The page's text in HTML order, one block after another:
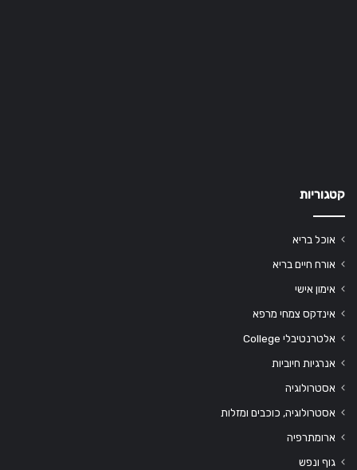
קטגוריות
אוכל בריא
אורח חיים בריא
אימון אישי
אינדקס צמחי מרפא
אלטרנטיבלי College
אנרגיות חיוביות
אסטרולוגיה
אסטרולוגיה, כוכבים ומזלות
ארומתרפיה
גוף ונפש